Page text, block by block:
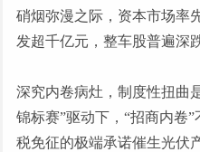
硝烟弥漫之际，资本市场率
发超千亿元，整车股普遍深跌
深究内卷病灶，制度性扭曲
锦标赛”驱动下，“招商内卷
税免征的极端承诺催生光伏